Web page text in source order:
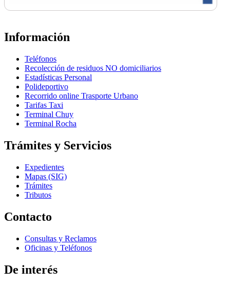
Información
Teléfonos
Recolección de residuos NO domiciliarios
Estadísticas Personal
Polideportivo
Recorrido online Trasporte Urbano
Tarifas Taxi
Terminal Chuy
Terminal Rocha
Trámites y Servicios
Expedientes
Mapas (SIG)
Trámites
Tributos
Contacto
Consultas y Reclamos
Oficinas y Teléfonos
De interés